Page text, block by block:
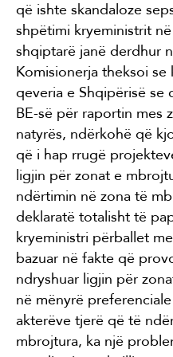
që ishte skandaloze
shpëtimi kryeministrit
shqiptarë janë derdhur
Komisionerja theksoi se
qeveria e Shqipërisë
BE-së për raportin mes
natyrës, ndërkohë që
që i hap rrugë
ligjin për zonat e
ndërtimin në zona të
deklaratë totalisht të
kryeministri përballet
bazuar në fakte që
ndryshuar ligjin për
në mënyrë
akterëve tjerë që të
mbrojtura, ka një